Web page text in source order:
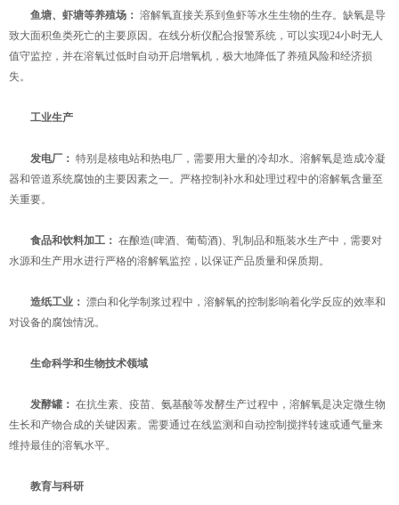
鱼塘、虾塘等养殖场： ​ 溶解氧直接关系到鱼虾等水生生物的生存。缺氧是导
致大面积鱼类死亡的主要原因。在线分析仪配合报警系统，可以实现24小时无人
值守监控，并在溶氧过低时自动开启增氧机，极大地降低了养殖风险和经济损
失。
工业生产
发电厂： ​ 特别是核电站和热电厂，需要用大量的冷却水。溶解氧是造成冷凝
器和管道系统腐蚀的主要因素之一。严格控制补水和处理过程中的溶解氧含量至
关重要。
食品和饮料加工： ​ 在酿造(啤酒、葡萄酒)、乳制品和瓶装水生产中，需要对
水源和生产用水进行严格的溶解氧监控，以保证产品质量和保质期。
造纸工业： ​ 漂白和化学制浆过程中，溶解氧的控制影响着化学反应的效率和
对设备的腐蚀情况。
生命科学和生物技术领域
发酵罐： ​ 在抗生素、疫苗、氨基酸等发酵生产过程中，溶解氧是决定微生物
生长和产物合成的关键因素。需要通过在线监测和自动控制搅拌转速或通气量来
维持最佳的溶氧水平。
教育与科研